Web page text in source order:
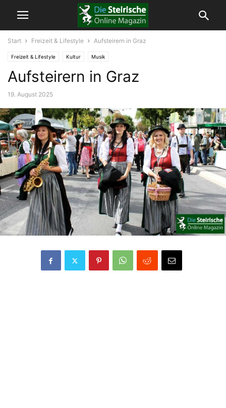
Start Freizeit & Lifestyle Aufsteirern in Graz
Freizeit & Lifestyle Kultur Musik
Aufsteirern in Graz
19. August 2025